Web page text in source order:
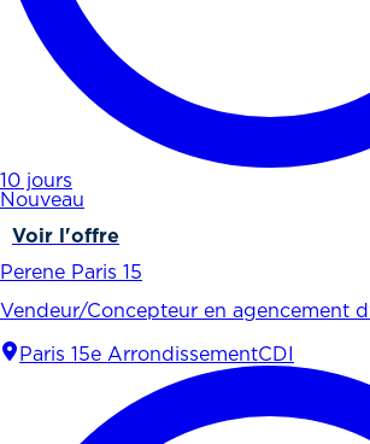
10 jours
Nouveau
Voir l'offre
Perene Paris 15
Vendeur/Concepteur en agencement
Paris 15e ArrondissementCDI